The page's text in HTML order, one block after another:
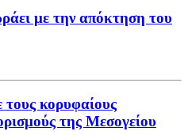
με την απόκτηση του
κορυφαίους
της Μεσογείου